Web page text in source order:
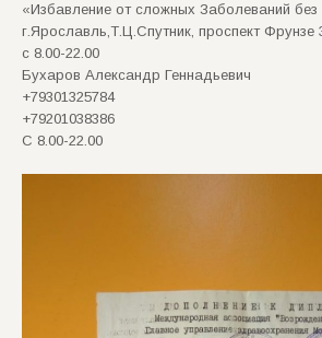
«Избавление от сложных Заболеваний без
г.Ярославль,Т.Ц.Спутник, проспект Фрунзе
с 8.00-22.00
Бухаров Александр Геннадьевич
+79301325784
+79201038386
С 8.00-22.00